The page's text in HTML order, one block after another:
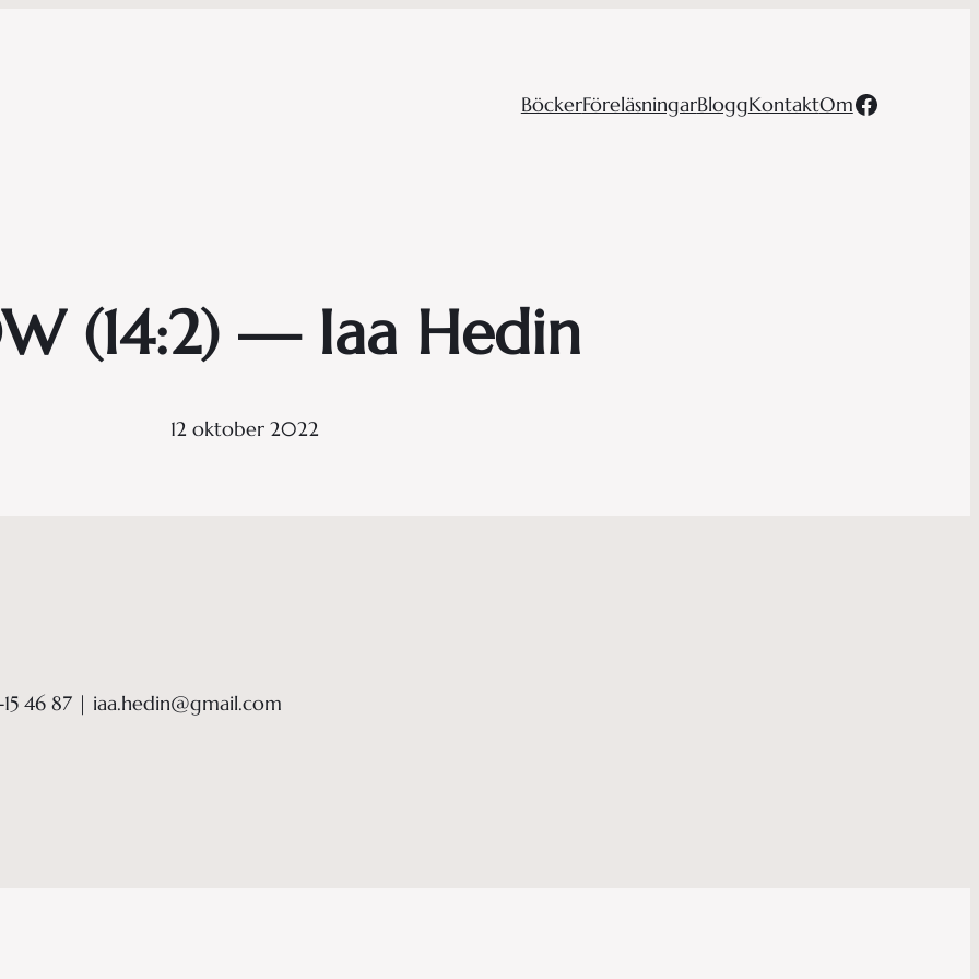
BöckerFöreläsningarBloggKontaktOmFacebook
(14:2) — Iaa Hedin
12 oktober 2022
46 87 | iaa.hedin@gmail.com